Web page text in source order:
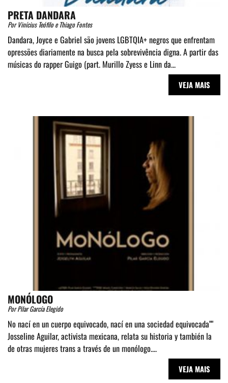
PRETA DANDARA
Por Vinícius Teófilo e Thiago Fontes
Dandara, Joyce e Gabriel são jovens LGBTQIA+ negros que enfrentam
opressões diariamente na busca pela sobrevivência digna. A partir das
músicas do rapper Guigo (part. Murillo Zyess e Linn da...
VEJA MAIS
MONÓLOGO
Por Pilar García Elegido
No nací en un cuerpo equivocado, nací en una sociedad equivocada""
Josseline Aguilar, activista mexicana, relata su historia y también la
de otras mujeres trans a través de un monólogo....
VEJA MAIS